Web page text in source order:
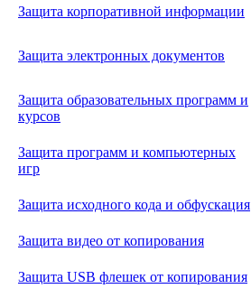
Защита корпоративной информации
Защита электронных документов
Защита образовательных программ и
курсов
Защита программ и компьютерных
игр
Защита исходного кода и обфускация
Защита видео от копирования
Защита USB флешек от копирования